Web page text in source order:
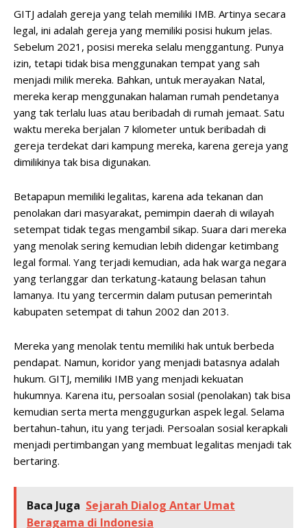
GITJ adalah gereja yang telah memiliki IMB. Artinya secara
legal, ini adalah gereja yang memiliki posisi hukum jelas.
Sebelum 2021, posisi mereka selalu menggantung. Punya
izin, tetapi tidak bisa menggunakan tempat yang sah
menjadi milik mereka. Bahkan, untuk merayakan Natal,
mereka kerap menggunakan halaman rumah pendetanya
yang tak terlalu luas atau beribadah di rumah jemaat. Satu
waktu mereka berjalan 7 kilometer untuk beribadah di
gereja terdekat dari kampung mereka, karena gereja yang
dimilikinya tak bisa digunakan.
Betapapun memiliki legalitas, karena ada tekanan dan
penolakan dari masyarakat, pemimpin daerah di wilayah
setempat tidak tegas mengambil sikap. Suara dari mereka
yang menolak sering kemudian lebih didengar ketimbang
legal formal. Yang terjadi kemudian, ada hak warga negara
yang terlanggar dan terkatung-kataung belasan tahun
lamanya. Itu yang tercermin dalam putusan pemerintah
kabupaten setempat di tahun 2002 dan 2013.
Mereka yang menolak tentu memiliki hak untuk berbeda
pendapat. Namun, koridor yang menjadi batasnya adalah
hukum. GITJ, memiliki IMB yang menjadi kekuatan
hukumnya. Karena itu, persoalan sosial (penolakan) tak bisa
kemudian serta merta menggugurkan aspek legal. Selama
bertahun-tahun, itu yang terjadi. Persoalan sosial kerapkali
menjadi pertimbangan yang membuat legalitas menjadi tak
bertaring.
Baca Juga Sejarah Dialog Antar Umat
Beragama di Indonesia